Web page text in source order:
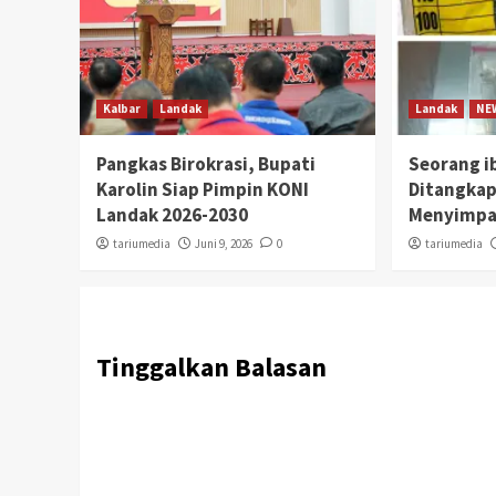
Kalbar Landak
Pangkas Birokrasi, Bupati
Karolin Siap Pimpin KONI
Landak 2026-2030
tariumedia Juni 9, 2026 0
Landak
Seorang
tariumedia
Tinggalkan Balasan